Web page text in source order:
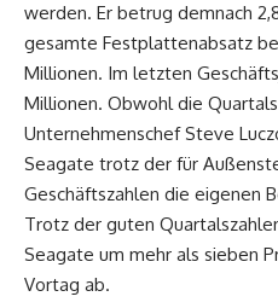
werden. Er betrug demnach
gesamte Festplattenabsatz
Millionen. Im letzten
Millionen. Obwohl die
Unternehmenschef Steve
Seagate trotz der für
Geschäftszahlen die eigenen
Trotz der guten
Seagate um mehr als sieben
Vortag ab.